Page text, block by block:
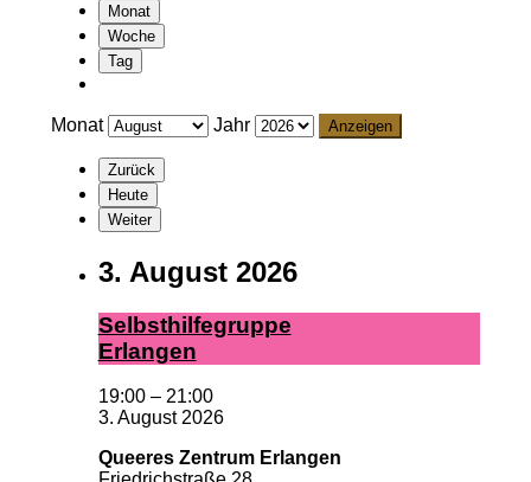
Monat
Woche
Tag
Monat Jahr
Zurück
Heute
Weiter
3. August 2026
Selbst­hil­fe­grup­pe
Er­lan­gen
19:00 – 21:00
3. August 2026
Queeres Zentrum Erlangen